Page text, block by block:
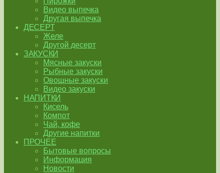
Видео выпечка
Другая выпечка
ДЕСЕРТ
Желе
Другой десерт
ЗАКУСКИ
Мясные закуски
Рыбные закуски
Овощные закуски
Видео закуски
НАПИТКИ
Кисель
Компот
Чай, кофе
Другие напитки
ПРОЧЕЕ
Бытовые вопросы
Информация
Новости